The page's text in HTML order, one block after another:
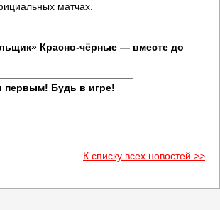
матчах.
Красно-чёрные — вместе до
первым! Будь в игре!
К списку всех новостей >>